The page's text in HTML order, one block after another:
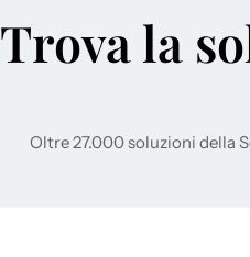
Trova la
Oltre 27.000 soluzioni della